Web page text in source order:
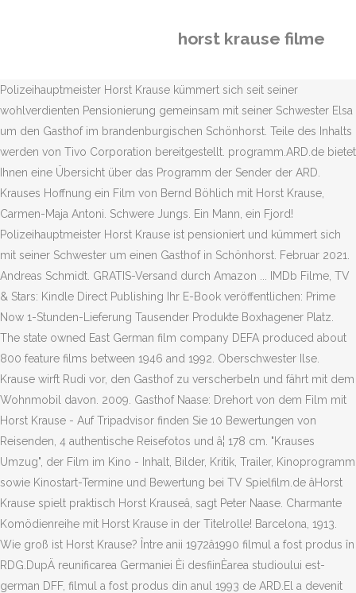
horst krause filme
Polizeihauptmeister Horst Krause kümmert sich seit seiner
wohlverdienten Pensionierung gemeinsam mit seiner Schwester Elsa
um den Gasthof im brandenburgischen Schönhorst. Teile des Inhalts
werden von Tivo Corporation bereitgestellt. programm.ARD.de bietet
Ihnen eine Übersicht über das Programm der Sender der ARD.
Krauses Hoffnung ein Film von Bernd Böhlich mit Horst Krause,
Carmen-Maja Antoni. Schwere Jungs. Ein Mann, ein Fjord!
Polizeihauptmeister Horst Krause ist pensioniert und kümmert sich
mit seiner Schwester um einen Gasthof in Schönhorst. Februar 2021.
Andreas Schmidt. GRATIS-Versand durch Amazon ... IMDb Filme, TV
& Stars: Kindle Direct Publishing Ihr E-Book veröffentlichen: Prime
Now 1-Stunden-Lieferung Tausender Produkte Boxhagener Platz.
The state owned East German film company DEFA produced about
800 feature films between 1946 and 1992. Oberschwester Ilse.
Krause wirft Rudi vor, den Gasthof zu verscherbeln und fährt mit dem
Wohnmobil davon. 2009. Gasthof Naase: Drehort von dem Film mit
Horst Krause - Auf Tripadvisor finden Sie 10 Bewertungen von
Reisenden, 4 authentische Reisefotos und â¦ 178 cm. "Krauses
Umzug", der Film im Kino - Inhalt, Bilder, Kritik, Trailer, Kinoprogramm
sowie Kinostart-Termine und Bewertung bei TV Spielfilm.de âHorst
Krause spielt praktisch Horst Krauseâ, sagt Peter Naase. Charmante
Komödienreihe mit Horst Krause in der Titelrolle! Barcelona, 1913.
Wie groß ist Horst Krause? Între anii 1972â1990 filmul a fost produs în
RDG.DupÄ reunificarea Germaniei Èi desfiinÈarea studioului est-
german DFF, filmul a fost produs din anul 1993 de ARD.El a devenit